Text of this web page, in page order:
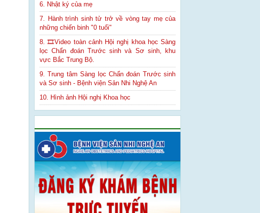
6. Nhật ký của mẹ
7. Hành trình sinh tử trở về vòng tay mẹ của
những chiến binh "0 tuổi"
8. 🎞Video toàn cảnh Hội nghị khoa học Sàng
lọc Chẩn đoán Trước sinh và Sơ sinh, khu
vực Bắc Trung Bộ.
9. Trung tâm Sàng lọc Chẩn đoán Trước sinh
và Sơ sinh - Bệnh viện Sản Nhi Nghệ An
10. Hình ảnh Hội nghị Khoa học